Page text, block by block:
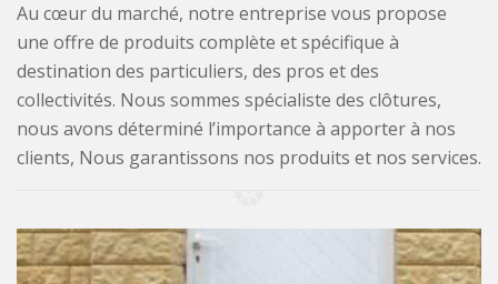
Au cœur du marché, notre entreprise vous propose
une offre de produits complète et spécifique à
destination des particuliers, des pros et des
collectivités. Nous sommes spécialiste des clôtures,
nous avons déterminé l’importance à apporter à nos
clients, Nous garantissons nos produits et nos services.